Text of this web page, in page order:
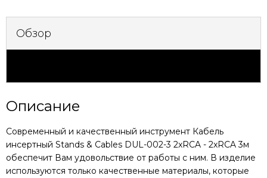
Обзор
Описание
Современный и качественный инструмент Кабель
инсертный Stands & Cables DUL-002-3 2xRCA - 2xRCA 3м
обеспечит Вам удовольствие от работы с ним. В изделие
используются только качественные материалы, которые